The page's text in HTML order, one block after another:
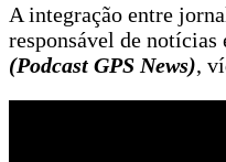
A integração entre
responsável de
(Podcast GPS News),